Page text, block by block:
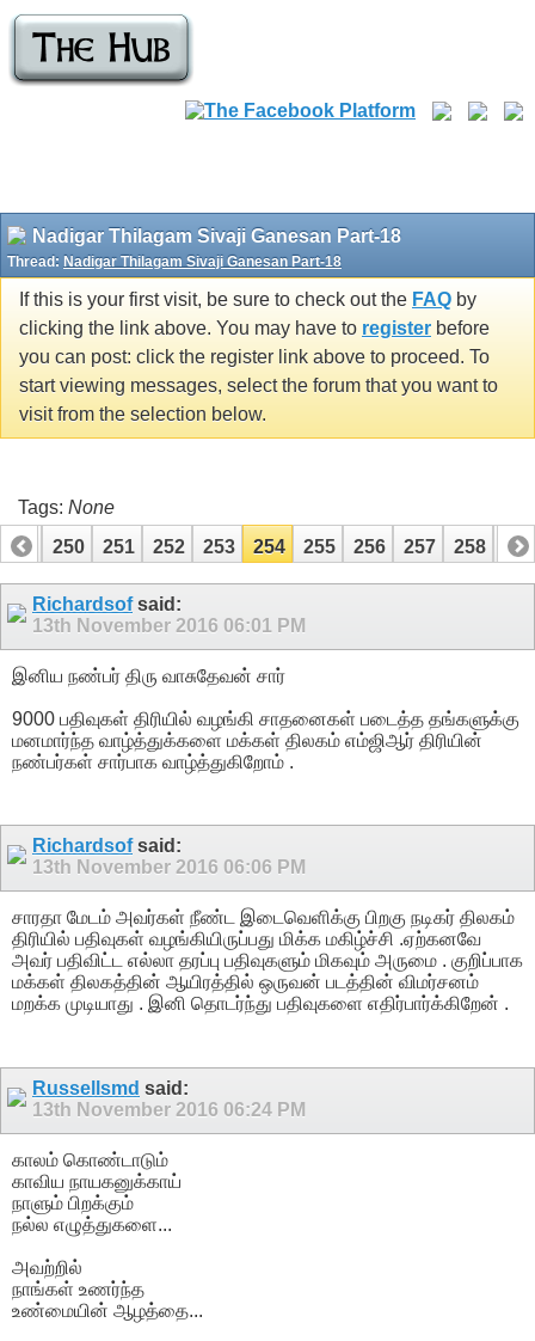
Nadigar Thilagam Sivaji Ganesan Part-18
Thread: Nadigar Thilagam Sivaji Ganesan Part-18
If this is your first visit, be sure to check out the FAQ by
clicking the link above. You may have to register before
you can post: click the register link above to proceed. To
start viewing messages, select the forum that you want to
visit from the selection below.
Tags: None
249
250 251 252 253 254 255 256 257 258 259
269 270
Richardsofsaid:
13th November 2016 06:01 PM
இனிய நண்பர் திரு வாசுதேவன் சார்
9000 பதிவுகள் திரியில் வழங்கி சாதனைகள் படைத்த தங்களுக்கு
மனமார்ந்த வாழ்த்துக்களை மக்கள் திலகம் எம்ஜிஆர் திரியின்
நண்பர்கள் சார்பாக வாழ்த்துகிறோம் .
Richardsofsaid:
13th November 2016 06:06 PM
சாரதா மேடம் அவர்கள் நீண்ட இடைவெளிக்கு பிறகு நடிகர் திலகம்
திரியில் பதிவுகள் வழங்கியிருப்பது மிக்க மகிழ்ச்சி .ஏற்கனவே
அவர் பதிவிட்ட எல்லா தரப்பு பதிவுகளும் மிகவும் அருமை . குறிப்பாக
மக்கள் திலகத்தின் ஆயிரத்தில் ஒருவன் படத்தின் விமர்சனம்
மறக்க முடியாது . இனி தொடர்ந்து பதிவுகளை எதிர்பார்க்கிறேன் .
Russellsmd said:
13th November 2016 06:24 PM
காலம் கொண்டாடும்
காவிய நாயகனுக்காய்
நாளும் பிறக்கும்
நல்ல எழுத்துகளை...
அவற்றில்
நாங்கள் உணர்ந்த
உண்மையின் ஆழத்தை...